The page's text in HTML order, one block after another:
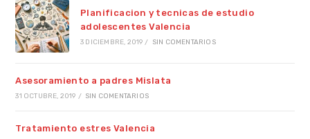
Planificacion y tecnicas de estudio
adolescentes Valencia
3 DICIEMBRE, 2019 / SIN COMENTARIOS
Asesoramiento a padres Mislata
31 OCTUBRE, 2019 / SIN COMENTARIOS
Tratamiento estres Valencia